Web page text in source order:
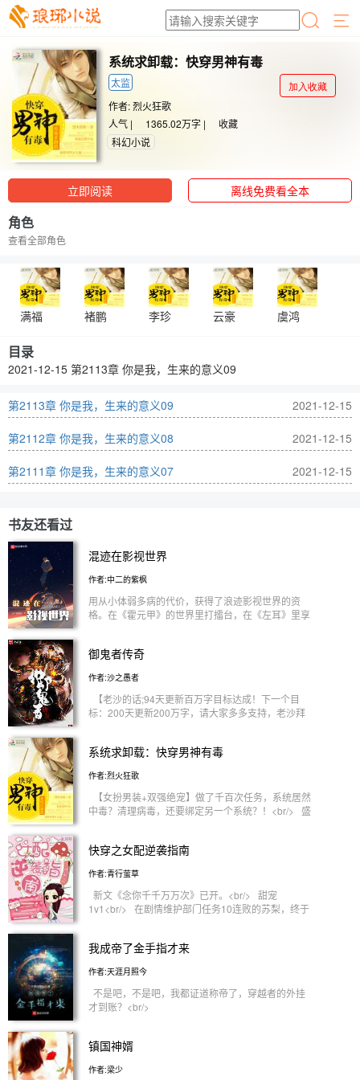
系统求卸载：快穿男神有毒
太监
加入收藏
作者:烈火狂歌
人气 |
1365.02万字 |
收藏
科幻小说
立即阅读 离线免费看全本
角色
查看全部角色
满福 褚鹏 李珍 云豪 虞鸿
目录
2021-12-15 第2113章 你是我，生来的意义09
第2113章 你是我，生来的意义09 2021-12-15
第2112章 你是我，生来的意义08 2021-12-15
第2111章 你是我，生来的意义07 2021-12-15
书友还看过
混迹在影视世界
作者:中二的紫枫
用从小体弱多病的代价，获得了浪迹影视世界的资
格。在《霍元甲》的世界里打擂台，在《左耳》里享
御鬼者传奇
作者:沙之愚者
【老沙的话;94天更新百万字目标达成！下一个目
标：200天更新200万字，请大家多多支持，老沙拜
侠、都市职场、历史长河、游戏、竞技、科幻、灵
落！一个分卷，就是一场新的传奇！！抱歉，这本书
不是什么灵异的小众文……它是网文世界中的——百
科全书！！收藏本作，你将会看到所有分类小说的内
二二四三（4－7－0－8－4－2－2－4－3）】欢迎
<br/>
系统求卸载：快穿男神有毒
作者:烈火狂歌
【女扮男装+双强绝宠】做了千百次任务，系统居然
中毒？清理病毒，还要绑定另一个系统？！<br/> 盛
么办？【微笑脸】<br/> 小迷迷：我家宿主酷炫狂拽
破？！<br/> 本书又名：《全世界都疯狂迷恋我》
<br/> 或者又名：《万人迷系统怎么卸载？！》
<br/> 或者还名：《系统天天让我女扮男装撩女配》
快穿之女配逆袭指南
作者:青行萤草
新文《念你千千万万次》已开。<br/> 甜宠
1v1<br/> 在剧情维护部门任务10连败的苏梨，终于
子，苏梨表示逆袭任务对她来说不过是小菜一碟～
相亲相爱的故事。<br/> 纯甜恋爱文。<br/>
我成帝了金手指才来
作者:天涯月照今
不是吧，不是吧，我都证道称帝了，穿越者的外挂
才到账？<br/>
镇国神婿
作者:梁少